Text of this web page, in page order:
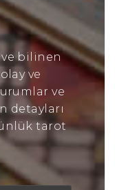
bilinen
ve
ve
detayları
tarot